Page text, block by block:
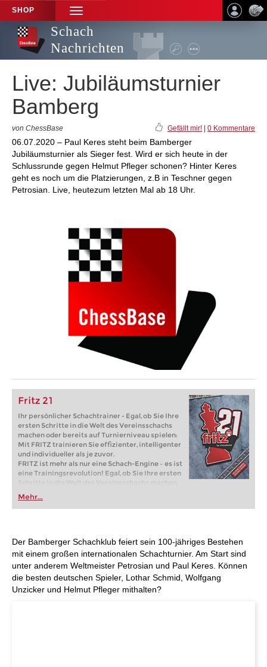
SHOP
TOGGLE
NAVIGATION
Schach
Nachrichten
Live: Jubiläumsturnier
Bamberg
von ChessBase Gefällt mir! 0 Kommentare
06.07.2020 – Paul Keres steht beim Bamberger
Jubiläumsturnier als Sieger fest. Wird er sich heute in der
Schlussrunde gegen Helmut Pfleger schonen? Hinter Keres
geht es noch um die Platzierungen, z.B in Teschner gegen
Petrosian. Live, heutezum letzten Mal ab 18 Uhr.
Fritz 21
Ihr persönlicher Schachtrainer - Egal, ob Sie Ihre
ersten Schritte in die Welt des Vereinsschachs
machen oder bereits auf Turnierniveau spielen:
Mit FRITZ trainieren Sie effizienter, intelligenter
und individueller als je zuvor.
FRITZ ist mehr als nur eine Schach-Engine – es ist
eine Trainingsrevolution! Egal, ob Sie Ihre ersten
Schritte in die Welt des Vereinsschachs machen
oder bereits auf Turnierniveau spielen: Mit
FRITZ trainieren Sie effizienter, intelligenter und
individueller als je zuvor.
Mehr...
Der Bamberger Schachklub feiert sein 100-jähriges Bestehen
mit einem großen internationalen Schachturnier. Am Start sind
unter anderem Weltmeister Petrosian und Paul Keres. Können
die besten deutschen Spieler, Lothar Schmid, Wolfgang
Unzicker und Helmut Pfleger mithalten?